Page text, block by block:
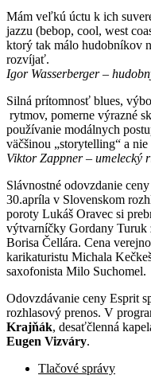
Mám veľkú úctu k ich
jazzu (bebop, cool, west
ktorý tak málo hudobníkov
rozvíjať.
Igor Wasserberger –
Silná prítomnosť blues,
rytmov, pomerne výrazné
používanie modálnych
väčšinou „storytelling“ a nie
Viktor Zappner – umelecký
Slávnostné odovzdanie
30.apríla v Slovenskom
poroty Lukáš Oravec si
výtvarníčky Gordany Turuk
Borisa Čellára. Cena
karikaturistu Michala
saxofonista Milo Suchomel.
Odovzdávanie ceny Esprit
rozhlasový prenos. V
Krajňák, desaťčlenná
Eugen Vizváry.
Tlačové správy